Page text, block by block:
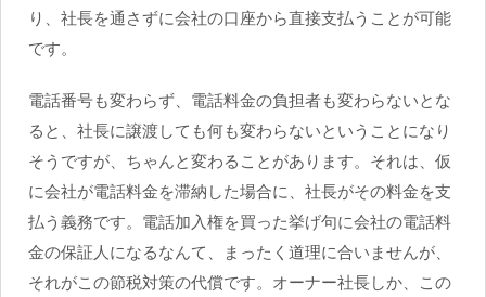
り、社長を通さずに会社の口座から直接支払うことが可能
です。
電話番号も変わらず、電話料金の負担者も変わらないとな
ると、社長に譲渡しても何も変わらないということになり
そうですが、ちゃんと変わることがあります。それは、仮
に会社が電話料金を滞納した場合に、社長がその料金を支
払う義務です。電話加入権を買った挙げ句に会社の電話料
金の保証人になるなんて、まったく道理に合いませんが、
それがこの節税対策の代償です。オーナー社長しか、この